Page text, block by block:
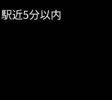
駅近5分以内